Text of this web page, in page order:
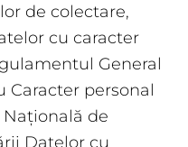
de colectare,
cu caracter
General
Caracter personal
Națională de
Datelor cu